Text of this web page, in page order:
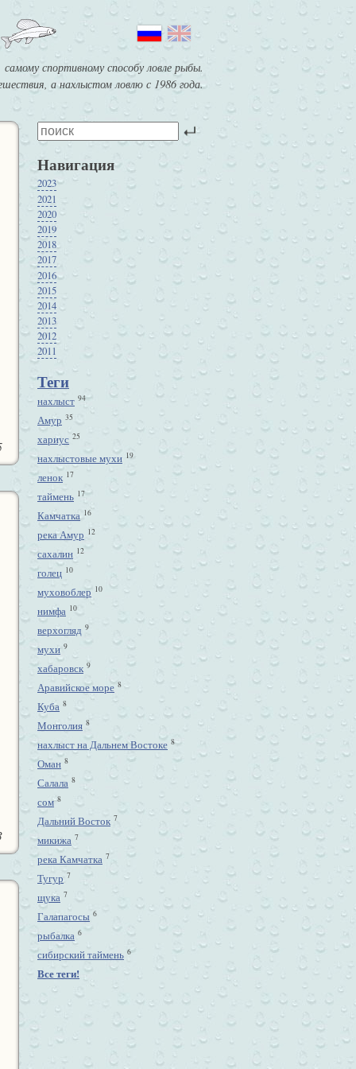
спортивному способу ловле рыбы.
а нахлыстом ловлю с 1986 года.
Навигация
2023
2021
2020
2019
2018
2017
2016
2015
2014
2013
2012
2011
Теги
нахлыст 94
Амур 35
хариус 25
нахлыстовые мухи 19
ленок 17
таймень 17
Камчатка 16
река Амур 12
сахалин 12
голец 10
муховоблер 10
нимфа 10
верхогляд 9
мухи 9
хабаровск 9
Аравийское море 8
Куба 8
Монголия 8
нахлыст на Дальнем Востоке 8
Оман 8
Салала 8
сом 8
Дальний Восток 7
микижа 7
река Камчатка 7
Тугур 7
щука 7
Галапагосы 6
рыбалка 6
сибирский таймень 6
Все теги!